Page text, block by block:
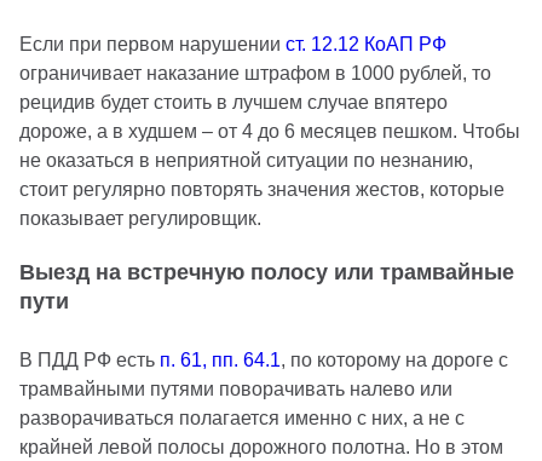
Если при первом нарушении ст. 12.12 КоАП РФ
ограничивает наказание штрафом в 1000 рублей, то
рецидив будет стоить в лучшем случае впятеро
дороже, а в худшем – от 4 до 6 месяцев пешком. Чтобы
не оказаться в неприятной ситуации по незнанию,
стоит регулярно повторять значения жестов, которые
показывает регулировщик.
Выезд на встречную полосу или трамвайные
пути
В ПДД РФ есть п. 61, пп. 64.1, по которому на дороге с
трамвайными путями поворачивать налево или
разворачиваться полагается именно с них, а не с
крайней левой полосы дорожного полотна. Но в этом